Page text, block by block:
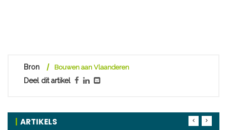
Bron Bouwen aan Vlaanderen
Deel dit artikel
ARTIKELS